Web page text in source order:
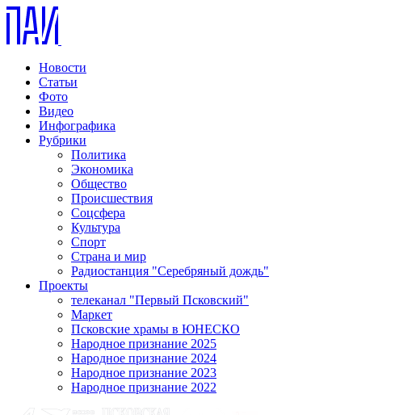
Новости
Статьи
Фото
Видео
Инфографика
Рубрики
Политика
Экономика
Общество
Происшествия
Соцсфера
Культура
Спорт
Страна и мир
Радиостанция "Серебряный дождь"
Проекты
телеканал "Первый Псковский"
Маркет
Псковские храмы в ЮНЕСКО
Народное признание 2025
Народное признание 2024
Народное признание 2023
Народное признание 2022